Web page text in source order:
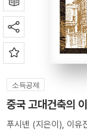
소득공제
중국 고대건축의
푸시녠 (지은이), 이유